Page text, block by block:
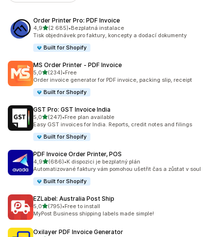
Order Printer Pro: PDF Invoice
4,9z 5 hvězd
(2 685)
Celkový počet recenzí: 2685
•Bezplatná instalace
Tisk objednávek pro faktury, koncepty a dodací dokumenty
Built for Shopify
MS Order Printer ‑ PDF Invoice
5,0z 5 hvězd
(234)
Celkový počet recenzí: 234
•Free
Order invoice generator for PDF invoice, packing slip, receipt
Built for Shopify
GST Pro: GST Invoice India
5,0z 5 hvězd
(247)
Celkový počet recenzí: 247
•Free plan available
Easy GST invoices for India. Reports, credit notes and filings
Built for Shopify
PDF Invoice Order Printer, POS
4,9z 5 hvězd
(686)
Celkový počet recenzí: 686
•K dispozici je bezplatný plán
Automatizované faktury vám pomohou ušetřit čas a zůstat v soul
Built for Shopify
EZLabel: Australia Post Ship
5,0z 5 hvězd
(795)
Celkový počet recenzí: 795
•Free to install
MyPost Business shipping labels made simple!
Oxilayer PDF Invoice Generator